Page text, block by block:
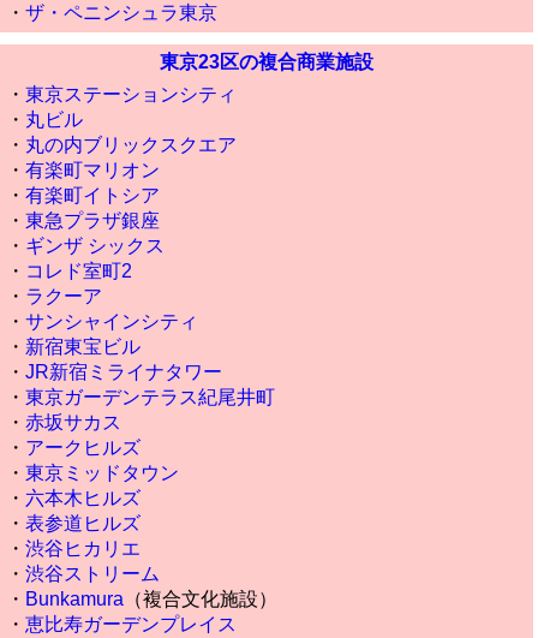
・ ザ・ペニンシュラ東京
東京23区の複合商業施設
・ 東京ステーションシティ
・ 丸ビル
・ 丸の内ブリックスクエア
・ 有楽町マリオン
・ 有楽町イトシア
・ 東急プラザ銀座
・ ギンザ シックス
・ コレド室町2
・ ラクーア
・ サンシャインシティ
・ 新宿東宝ビル
・ JR新宿ミライナタワー
・ 東京ガーデンテラス紀尾井町
・ 赤坂サカス
・ アークヒルズ
・ 東京ミッドタウン
・ 六本木ヒルズ
・ 表参道ヒルズ
・ 渋谷ヒカリエ
・ 渋谷ストリーム
・ Bunkamura （複合文化施設）
・ 恵比寿ガーデンプレイス